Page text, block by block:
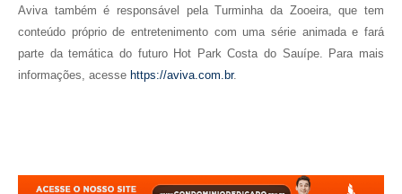
Aviva também é responsável pela Turminha da Zooeira, que tem
conteúdo próprio de entretenimento com uma série animada e fará
parte da temática do futuro Hot Park Costa do Sauípe. Para mais
informações, acesse https://aviva.com.br.